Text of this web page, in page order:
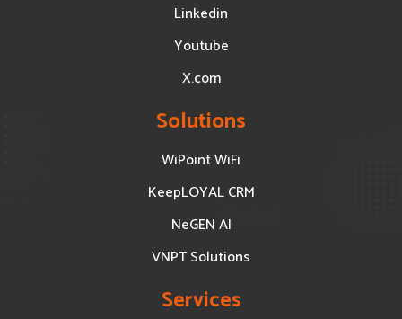
Linkedin
Youtube
X.com
Solutions
WiPoint WiFi
KeepLOYAL CRM
NeGEN AI
VNPT Solutions
Services